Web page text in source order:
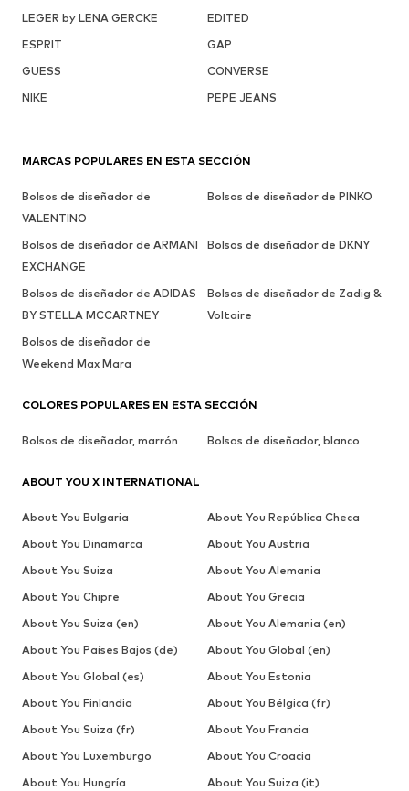
LEGER by LENA GERCKE
EDITED
ESPRIT
GAP
GUESS
CONVERSE
NIKE
PEPE JEANS
MARCAS POPULARES EN ESTA SECCIÓN
Bolsos de diseñador de
VALENTINO
Bolsos de diseñador de PINKO
Bolsos de diseñador de ARMANI
EXCHANGE
Bolsos de diseñador de DKNY
Bolsos de diseñador de ADIDAS
BY STELLA MCCARTNEY
Bolsos de diseñador de Zadig &
Voltaire
Bolsos de diseñador de
Weekend Max Mara
COLORES POPULARES EN ESTA SECCIÓN
Bolsos de diseñador, marrón Bolsos de diseñador, blanco
ABOUT YOU X INTERNATIONAL
About You Bulgaria
About You República Checa
About You Dinamarca
About You Austria
About You Suiza
About You Alemania
About You Chipre
About You Grecia
About You Suiza (en)
About You Alemania (en)
About You Países Bajos (de)
About You Global (en)
About You Global (es)
About You Estonia
About You Finlandia
About You Bélgica (fr)
About You Suiza (fr)
About You Francia
About You Luxemburgo
About You Croacia
About You Hungría
About You Suiza (it)